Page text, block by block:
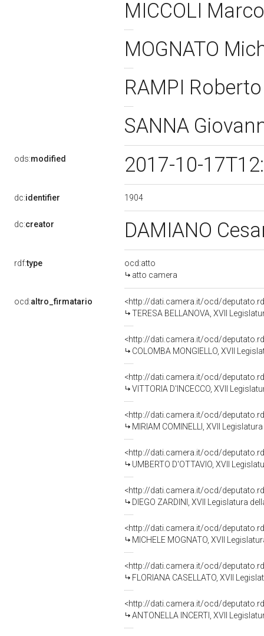
MICCOLI
MOGNATO
RAMPI
SANNA
ods:modified 2017-10-
dc:identifier 1904
dc:creator DAMIANO
rdf:type
ocd:atto
atto camera
ocd:altro_firmatario
<http://dati.camera.it/ocd/
TERESA BELLANOVA, XVII
<http://dati.camera.it/ocd/
COLOMBA MONGIELLO, XVII
<http://dati.camera.it/ocd/
VITTORIA D'INCECCO, XVII
<http://dati.camera.it/ocd/
MIRIAM COMINELLI, XVII
<http://dati.camera.it/ocd/
UMBERTO D'OTTAVIO, XVII
<http://dati.camera.it/ocd/
DIEGO ZARDINI, XVII Legislatura
<http://dati.camera.it/ocd/
MICHELE MOGNATO, XVII
<http://dati.camera.it/ocd/
FLORIANA CASELLATO, XVII
<http://dati.camera.it/ocd/
ANTONELLA INCERTI, XVII